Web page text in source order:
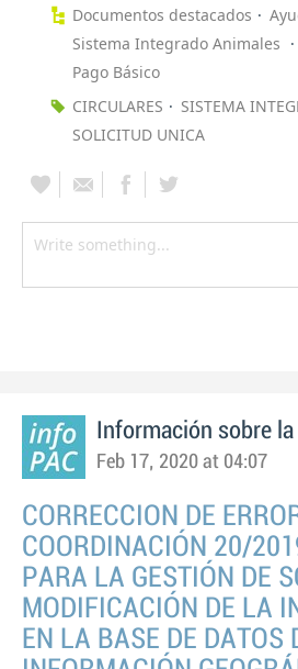
Documentos destacados
Sistema Integrado Animales
Pago Básico
CIRCULARES
SISTEMA
SOLICITUD UNICA
Información sobre la
Feb 17, 2020 at 04:07
CORRECCION DE
COORDINACIÓN 20/
PARA LA GESTIÓN DE
MODIFICACIÓN DE LA
EN LA BASE DE DATOS